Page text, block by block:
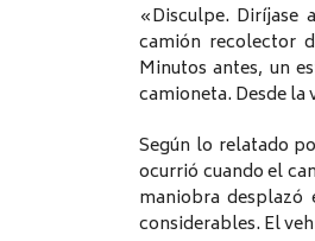
«Disculpe. Diríjase
camión recolector
Minutos antes, un
camioneta. Desde la
Según lo relatado
ocurrió cuando el
maniobra
considerables. El